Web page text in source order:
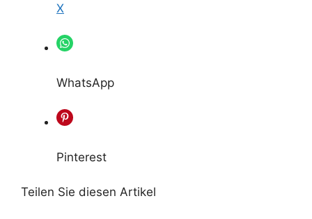
X
WhatsApp
Pinterest
Teilen Sie diesen Artikel